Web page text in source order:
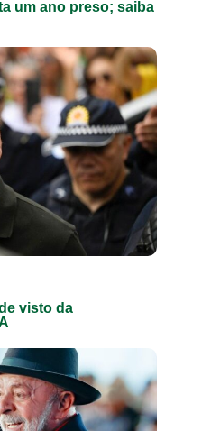
um ano preso; saiba
visto da